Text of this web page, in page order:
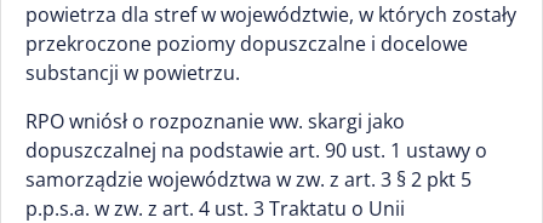
powietrza dla stref w województwie, w których zostały
przekroczone poziomy dopuszczalne i docelowe
substancji w powietrzu.
RPO wniósł o rozpoznanie ww. skargi jako
dopuszczalnej na podstawie art. 90 ust. 1 ustawy o
samorządzie województwa w zw. z art. 3 § 2 pkt 5
p.p.s.a. w zw. z art. 4 ust. 3 Traktatu o Unii